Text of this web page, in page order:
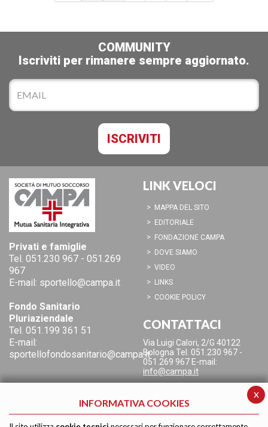
COMMUNITY
Iscriviti per rimanere sempre aggiornato.
LINK VELOCI
MAPPA DEL SITO
EDITORIALE
FONDAZIONE CAMPA
DOVE SIAMO
VIDEO
LINKS
COOKIE POLICY
CONTATTACI
Via Luigi Calori, 2/G 40122
Bologna Tel. 051.230 967 -
051.269 967 E-mail:
info@campa.it
Privati e famiglie
Tel. 051.230 967 - 051.269
967
E-mail: sportello@campa.it
Fondo Sanitario
Pluriaziendale
Tel. 051.199 361 51
E-mail:
sportellofondosanitario@campa.it
x
INFORMATIVA COOKIES